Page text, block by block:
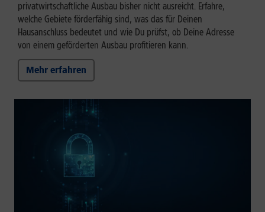
privatwirtschaftliche Ausbau bisher nicht ausreicht. Erfahre,
welche Gebiete förderfähig sind, was das für Deinen
Hausanschluss bedeutet und wie Du prüfst, ob Deine Adresse
von einem geförderten Ausbau profitieren kann.
Mehr erfahren